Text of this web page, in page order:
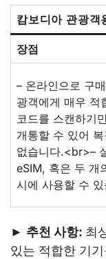
캄보디아 관광객
장점
– 온라인으로 구
광객에게 매우 적
코드를 스캔하기
개통할 수 있어
없습니다.<br>–
eSIM, 혹은 두 개
시에 사용할 수
► 추천 사항: 최
있는 적합한 기